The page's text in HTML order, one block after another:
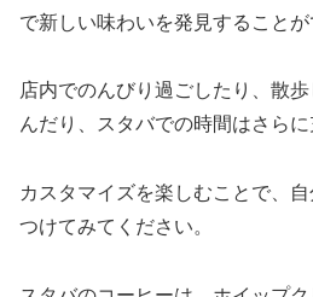
で新しい味わいを発見することが
店内でのんびり過ごしたり、散
んだり、スタバでの時間はさらに
カスタマイズを楽しむことで、
つけてみてください。